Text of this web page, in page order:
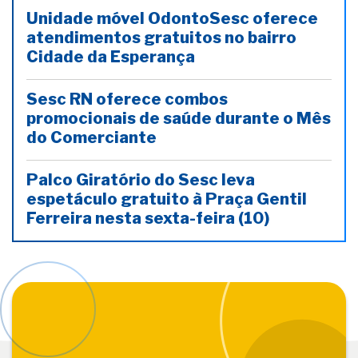
Unidade móvel OdontoSesc oferece
atendimentos gratuitos no bairro
Cidade da Esperança
Sesc RN oferece combos
promocionais de saúde durante o Mês
do Comerciante
Palco Giratório do Sesc leva
espetáculo gratuito à Praça Gentil
Ferreira nesta sexta-feira (10)